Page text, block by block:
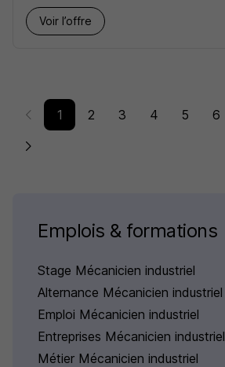
Voir l’offre
1 2 3 4 5 6
Emplois & formations
Stage Mécanicien industriel
Alternance Mécanicien industriel
Emploi Mécanicien industriel
Entreprises Mécanicien industriel
Métier Mécanicien industriel